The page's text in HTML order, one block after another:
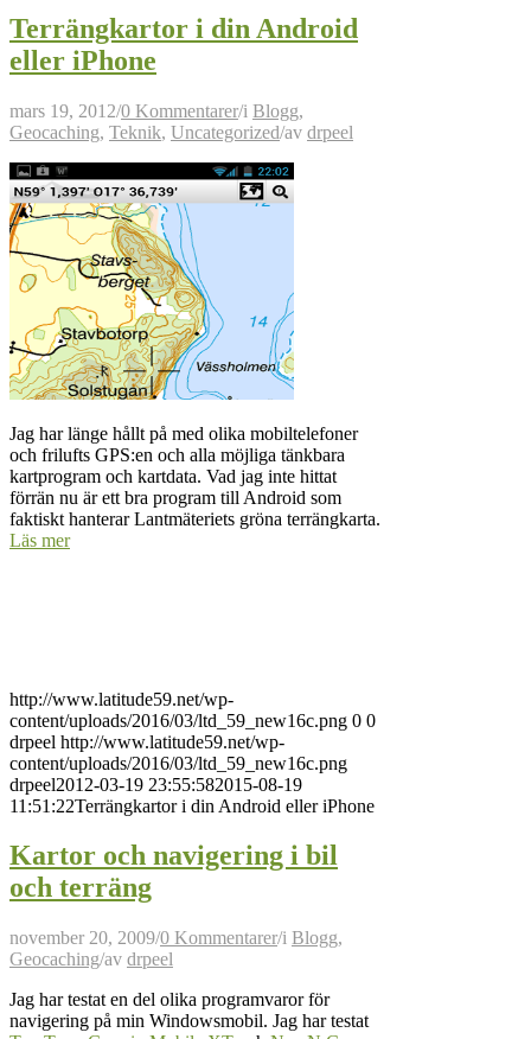
Terrängkartor i din Android
eller iPhone
mars 19, 2012/0 Kommentarer/i Blogg,
Geocaching, Teknik, Uncategorized/av drpeel
Jag har länge hållt på med olika mobiltelefoner
och frilufts GPS:en och alla möjliga tänkbara
kartprogram och kartdata. Vad jag inte hittat
förrän nu är ett bra program till Android som
faktiskt hanterar Lantmäteriets gröna terrängkarta.
Läs mer
http://www.latitude59.net/wp-
content/uploads/2016/03/ltd_59_new16c.png 0 0
drpeel http://www.latitude59.net/wp-
content/uploads/2016/03/ltd_59_new16c.png
drpeel2012-03-19 23:55:582015-08-19
11:51:22Terrängkartor i din Android eller iPhone
Kartor och navigering i bil
och terräng
november 20, 2009/0 Kommentarer/i Blogg,
Geocaching/av drpeel
Jag har testat en del olika programvaror för
navigering på min Windowsmobil. Jag har testat